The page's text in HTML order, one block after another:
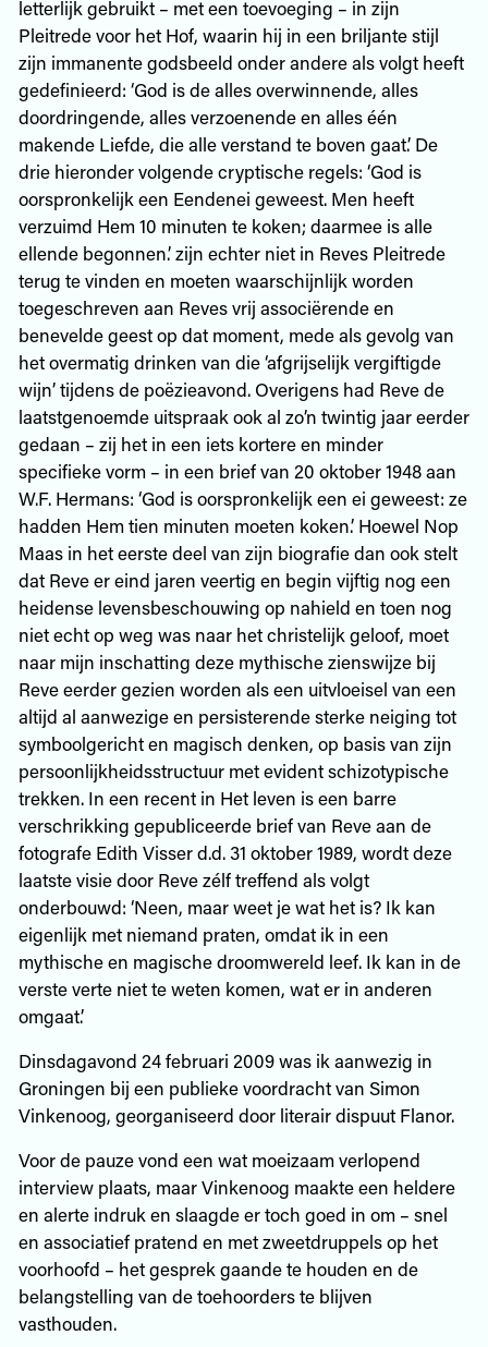
letterlijk gebruikt – met een toevoeging – in zijn
Pleitrede voor het Hof, waarin hij in een briljante stijl
zijn immanente godsbeeld onder andere als volgt heeft
gedefinieerd: ‘God is de alles overwinnende, alles
doordringende, alles verzoenende en alles één
makende Liefde, die alle verstand te boven gaat.’ De
drie hieronder volgende cryptische regels: ‘God is
oorspronkelijk een Eendenei geweest. Men heeft
verzuimd Hem 10 minuten te koken; daarmee is alle
ellende begonnen.’ zijn echter niet in Reves Pleitrede
terug te vinden en moeten waarschijnlijk worden
toegeschreven aan Reves vrij associërende en
benevelde geest op dat moment, mede als gevolg van
het overmatig drinken van die ‘afgrijselijk vergiftigde
wijn’ tijdens de poëzieavond. Overigens had Reve de
laatstgenoemde uitspraak ook al zo’n twintig jaar eerder
gedaan – zij het in een iets kortere en minder
specifieke vorm – in een brief van 20 oktober 1948 aan
W.F. Hermans: ‘God is oorspronkelijk een ei geweest: ze
hadden Hem tien minuten moeten koken.’ Hoewel Nop
Maas in het eerste deel van zijn biografie dan ook stelt
dat Reve er eind jaren veertig en begin vijftig nog een
heidense levensbeschouwing op nahield en toen nog
niet echt op weg was naar het christelijk geloof, moet
naar mijn inschatting deze mythische zienswijze bij
Reve eerder gezien worden als een uitvloeisel van een
altijd al aanwezige en persisterende sterke neiging tot
symboolgericht en magisch denken, op basis van zijn
persoonlijkheidsstructuur met evident schizotypische
trekken. In een recent in Het leven is een barre
verschrikking gepubliceerde brief van Reve aan de
fotografe Edith Visser d.d. 31 oktober 1989, wordt deze
laatste visie door Reve zélf treffend als volgt
onderbouwd: ‘Neen, maar weet je wat het is? Ik kan
eigenlijk met niemand praten, omdat ik in een
mythische en magische droomwereld leef. Ik kan in de
verste verte niet te weten komen, wat er in anderen
omgaat.’
Dinsdagavond 24 februari 2009 was ik aanwezig in
Groningen bij een publieke voordracht van Simon
Vinkenoog, georganiseerd door literair dispuut Flanor.
Voor de pauze vond een wat moeizaam verlopend
interview plaats, maar Vinkenoog maakte een heldere
en alerte indruk en slaagde er toch goed in om – snel
en associatief pratend en met zweetdruppels op het
voorhoofd – het gesprek gaande te houden en de
belangstelling van de toehoorders te blijven
vasthouden.